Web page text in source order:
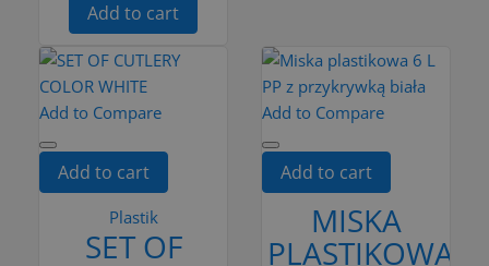
Add to cart
Add to Compare
Add to cart
Plastik
SET OF
Add to Compare
Add to cart
MISKA
PLASTIKOWA